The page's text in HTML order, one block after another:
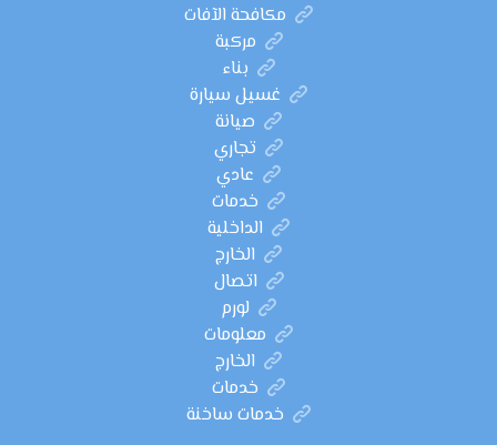
مكافحة الآفات
مركبة
بناء
غسيل سيارة
صيانة
تجاري
عادي
خدمات
الداخلية
الخارج
اتصال
لورم
معلومات
الخارج
خدمات
خدمات ساخنة